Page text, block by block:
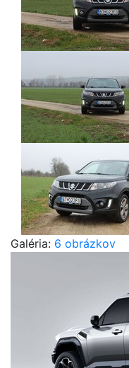
Galéria: 6 obrázkov